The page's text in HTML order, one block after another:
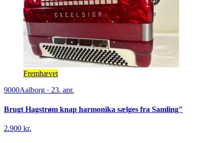
Fremhævet
9000Aalborg · 23. apr.
Brugt Hagstrøm knap harmonika sælges fra Samling"
2.900 kr.